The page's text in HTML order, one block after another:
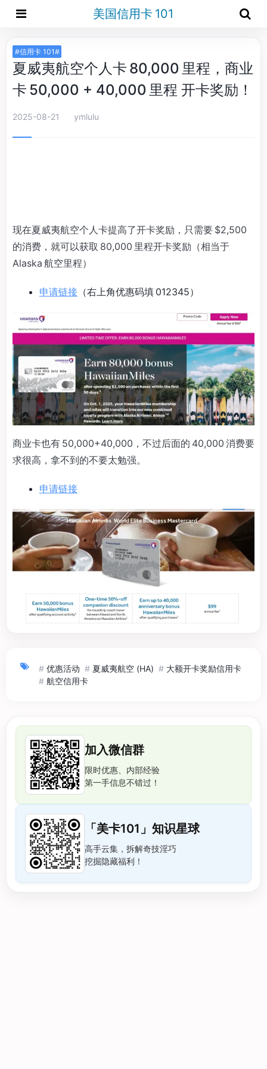
美国信用卡 101
#信用卡 101#
夏威夷航空个人卡 80,000 里程，商业
卡 50,000 + 40,000 里程 开卡奖励！
2025-08-21 ymlulu
现在夏威夷航空个人卡提高了开卡奖励，只需要 $2,500
的消费，就可以获取 80,000 里程开卡奖励（相当于
Alaska 航空里程）
申请链接 （右上角优惠码填 012345）
商业卡也有 50,000+40,000，不过后面的 40,000 消费要
求很高，拿不到的不要太勉强。
申请链接
# 优惠活动 # 夏威夷航空 (HA) # 大额开卡奖励信用卡
# 航空信用卡
加入微信群
限时优惠、内部经验
第一手信息不错过！
「美卡101」知识星球
高手云集，拆解奇技淫巧
挖掘隐藏福利！